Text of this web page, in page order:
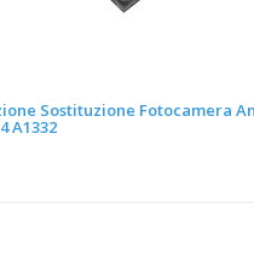
Sostituzione Fotocamera
A1332